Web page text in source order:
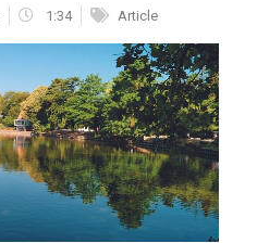
1:34 Article